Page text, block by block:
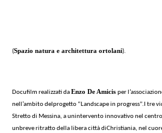
(Spazio natura e architettura ortolani).
Docufilm realizzati daEnzo De Amicis per
nell’ambito delprogetto “Landscape in progress”. I tre
Stretto di Messina, a unintervento innovativo nel
unbreve ritratto della libera città diChristiania, nel